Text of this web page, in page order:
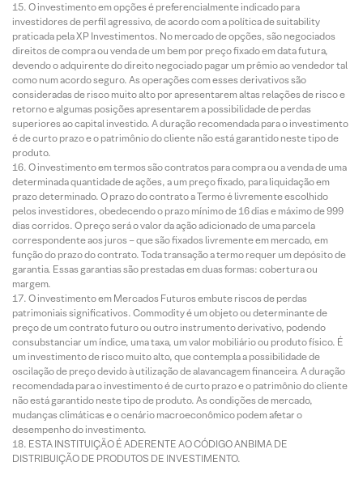
O investimento em opções é preferencialmente indicado para
investidores de perfil agressivo, de acordo com a política de suitability
praticada pela XP Investimentos. No mercado de opções, são negociados
direitos de compra ou venda de um bem por preço fixado em data futura,
devendo o adquirente do direito negociado pagar um prêmio ao vendedor tal
como num acordo seguro. As operações com esses derivativos são
consideradas de risco muito alto por apresentarem altas relações de risco e
retorno e algumas posições apresentarem a possibilidade de perdas
superiores ao capital investido. A duração recomendada para o investimento
é de curto prazo e o patrimônio do cliente não está garantido neste tipo de
produto.
O investimento em termos são contratos para compra ou a venda de uma
determinada quantidade de ações, a um preço fixado, para liquidação em
prazo determinado. O prazo do contrato a Termo é livremente escolhido
pelos investidores, obedecendo o prazo mínimo de 16 dias e máximo de 999
dias corridos. O preço será o valor da ação adicionado de uma parcela
correspondente aos juros – que são fixados livremente em mercado, em
função do prazo do contrato. Toda transação a termo requer um depósito de
garantia. Essas garantias são prestadas em duas formas: cobertura ou
margem.
O investimento em Mercados Futuros embute riscos de perdas
patrimoniais significativos. Commodity é um objeto ou determinante de
preço de um contrato futuro ou outro instrumento derivativo, podendo
consubstanciar um índice, uma taxa, um valor mobiliário ou produto físico. É
um investimento de risco muito alto, que contempla a possibilidade de
oscilação de preço devido à utilização de alavancagem financeira. A duração
recomendada para o investimento é de curto prazo e o patrimônio do cliente
não está garantido neste tipo de produto. As condições de mercado,
mudanças climáticas e o cenário macroeconômico podem afetar o
desempenho do investimento.
ESTA INSTITUIÇÃO É ADERENTE AO CÓDIGO ANBIMA DE
DISTRIBUIÇÃO DE PRODUTOS DE INVESTIMENTO.